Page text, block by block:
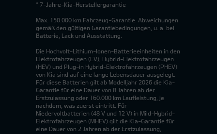
* 7-Jahre-Kia-Herstellergarantie
Max. 150.000 km Fahrzeug-Garantie. Abweichungen
gemäß den gültigen Garantiebedingungen, u. a. bei
Batterie, Lack und Ausstattung.
Die Hochvolt-Lithium-Ionen-Batterieeinheiten in den
Elektrofahrzeugen (EV), Hybrid-Elektrofahrzeugen
(HEV) und Plug-in Hybrid-Elektrofahrzeugen (PHEV)
von Kia sind auf eine lange Lebensdauer ausgelegt.
Für diese Batterien gilt ab Modelljahr 2026 die Kia-
Garantie für eine Dauer von 8 Jahren ab der
Erstzulassung oder 160.000 km Laufleistung, je
nachdem, was zuerst eintritt. Für
Niedervoltbatterien (48 V und 12 V) in Mild-Hybrid-
Elektrofahrzeugen (MHEV) gilt die Kia-Garantie für
eine Dauer von 2 Jahren ab der Erstzulassung,